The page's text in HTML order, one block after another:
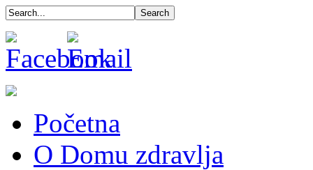
Početna
O Domu zdravlja